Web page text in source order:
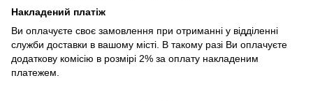
Накладений платіж
Ви оплачуєте своє замовлення при отриманні у відділенні
служби доставки в вашому місті. В такому разі Ви оплачуєте
додаткову комісію в розмірі 2% за оплату накладеним
платежем.